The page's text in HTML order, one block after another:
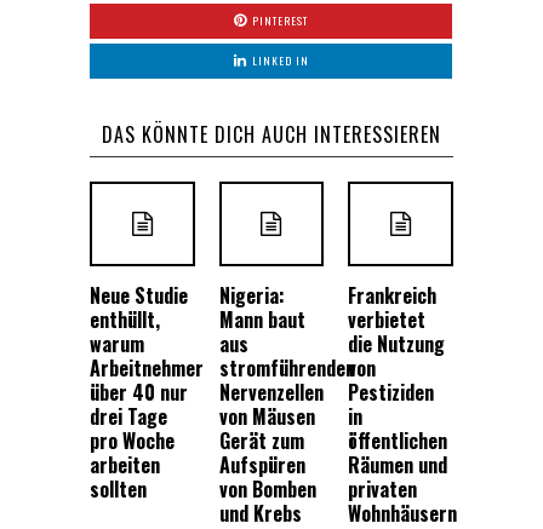
PINTEREST
LINKED IN
DAS KÖNNTE DICH AUCH INTERESSIEREN
Neue Studie
enthüllt,
warum
Arbeitnehmer
über 40 nur
drei Tage
pro Woche
arbeiten
sollten
Nigeria:
Mann baut
aus
stromführenden
Nervenzellen
von Mäusen
Gerät zum
Aufspüren
von Bomben
und Krebs
Frankreich
verbietet
die Nutzung
von
Pestiziden
in
öffentlichen
Räumen und
privaten
Wohnhäusern